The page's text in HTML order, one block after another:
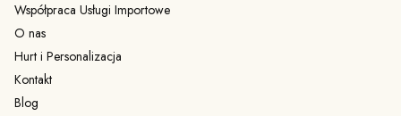
Współpraca Usługi Importowe
O nas
Hurt i Personalizacja
Kontakt
Blog